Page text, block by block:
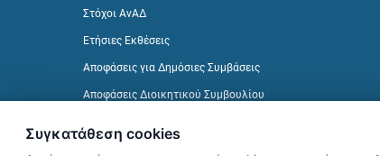
Στόχοι ΑνΑΔ
Ετήσιες Εκθέσεις
Αποφάσεις για Δημόσιες Συμβάσεις
Αποφάσεις Διοικητικού Συμβουλίου
Συγκατάθεση cookies